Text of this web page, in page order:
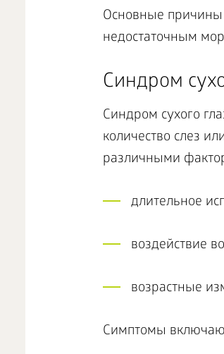
Основные причины
недостаточным
Синдром
Синдром сухого
количество слез
различными
длительное
воздействие
возрастные
Симптомы